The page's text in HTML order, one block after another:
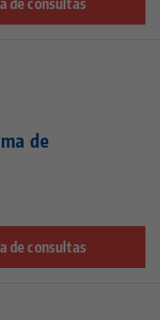
de
de consultas